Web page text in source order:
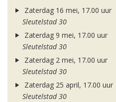
Zaterdag 16 mei, 17.00 uur
Sleutelstad 30
Zaterdag 9 mei, 17.00 uur
Sleutelstad 30
Zaterdag 2 mei, 17.00 uur
Sleutelstad 30
Zaterdag 25 april, 17.00 uur
Sleutelstad 30